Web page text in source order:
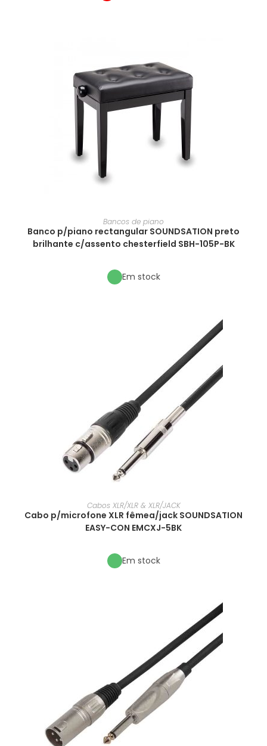
Bancos de piano
Banco p/piano rectangular SOUNDSATION preto
brilhante c/assento chesterfield SBH-105P-BK
Em stock
Cabos XLR/XLR & XLR/JACK
Cabo p/microfone XLR fêmea/jack SOUNDSATION
EASY-CON EMCXJ-5BK
Em stock